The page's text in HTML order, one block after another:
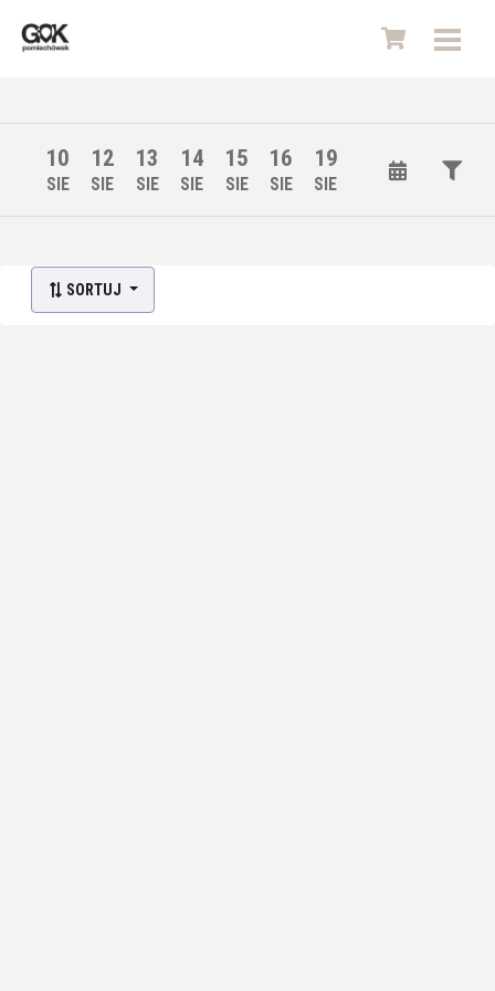
10
SIE
12
SIE
13
SIE
14
SIE
15
SIE
16
SIE
19
SIE
Lista wydarzeń:
SORTUJ